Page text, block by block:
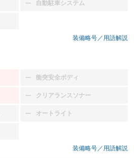
自動駐車システム
：装備なし
装備略号／用語解説
衝突安全ボディ
：装備なし
クリアランスソナー
：装備なし
オートライト
：装備なし
装備略号／用語解説